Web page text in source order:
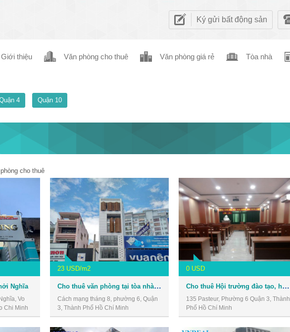
Ký gửi bất động sản
Giới thiệu Văn phòng cho thuê Văn phòng giá rẻ Tòa nhà
4 Quận 10
cho thuê
Nghĩa
Vo
Chi Minh
23 USD/m2
Cho thuê văn phòng tại tòa nhà số 30 Cách Mạng Tháng 8, Quận 3
Cách mạng tháng 8, phường 6, Quận
3, Thành Phố Hồ Chí Minh
0 USD
Cho thuê Hội trường đào tạo, hội thảo, hội họp ngay trung tâm Quận 3
135 Pasteur, Phường 6 Quận 3, Thành
Phố Hồ Chí Minh